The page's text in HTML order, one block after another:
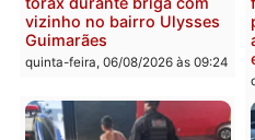
Leste
quinta-feira, 06/08/2026 às 09:28